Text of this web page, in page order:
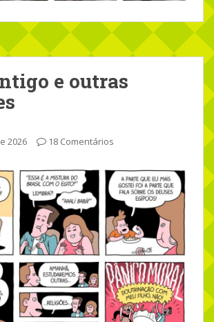
e outras
2026 18 Comentários